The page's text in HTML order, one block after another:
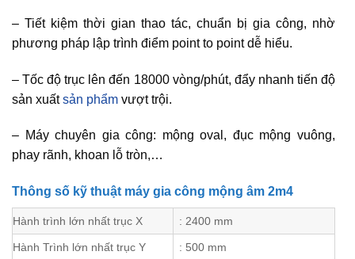
– Tiết kiệm thời gian thao tác, chuẩn bị gia công, nhờ
phương pháp lập trình điểm point to point dễ hiểu.
– Tốc độ trục lên đến 18000 vòng/phút, đẩy nhanh tiến độ
sản xuấtsản phẩm vượt trội.
– Máy chuyên gia công: mộng oval, đục mộng vuông,
phay rãnh, khoan lỗ tròn,…
Thông số kỹ thuật máy gia công mộng âm 2m4
Hành trình lớn nhất trục X : 2400 mm
Hành Trình lớn nhất trục Y : 500 mm